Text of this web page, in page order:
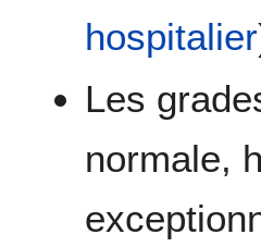
hospitalier
Les
normale,